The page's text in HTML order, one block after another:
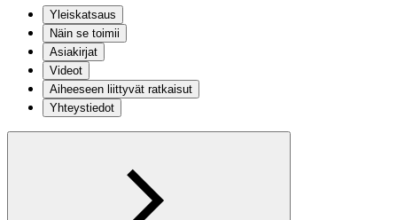
Yleiskatsaus
Näin se toimii
Asiakirjat
Videot
Aiheeseen liittyvät ratkaisut
Yhteystiedot